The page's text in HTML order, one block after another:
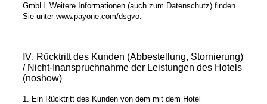
GmbH. Weitere Informationen (auch zum Datenschutz) finden
Sie unter www.payone.com/dsgvo.
Ⅳ. Rücktritt des Kunden (Abbestellung, Stornierung)
/ Nicht-Inanspruchnahme der Leistungen des Hotels
(noshow)
1. Ein Rücktritt des Kunden von dem mit dem Hotel